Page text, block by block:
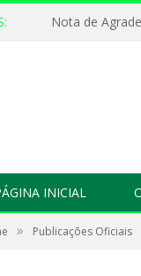
Nota de
INICIAL
» Publicações Oficiais